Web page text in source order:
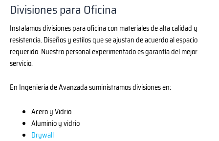
Divisiones para Oficina
Instalamos divisiones para oficina con materiales de alta calidad y
resistencia. Diseños y estilos que se ajustan de acuerdo al espacio
requerido. Nuestro personal experimentado es garantía del mejor
servicio.
En Ingeniería de Avanzada suministramos divisiones en:
Acero y Vidrio
Aluminio y vidrio
Drywall